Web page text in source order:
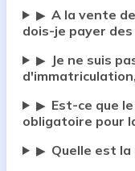
▶ A la vente
dois-je payer des
▶
Je ne suis
▶ Est-ce que
obligatoire pour
▶ Quelle est la